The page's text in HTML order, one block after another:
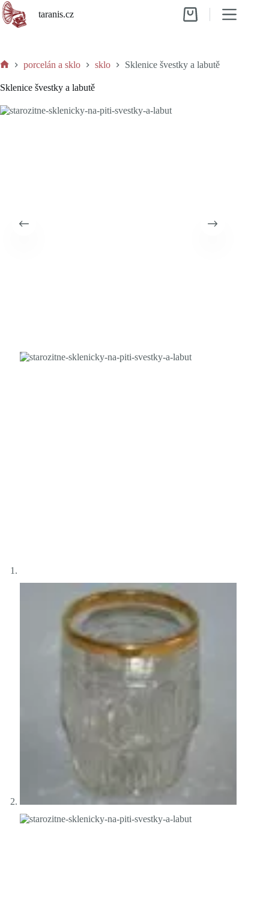
Skip
to
content
taranis.cz
Shopping
porcelán a sklo sklo Sklenice švestky a labutě
Sklenice švestky a labutě